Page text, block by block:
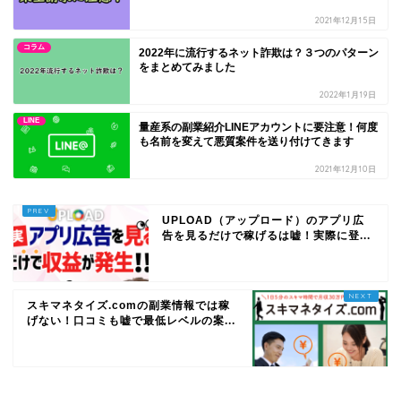
2021年12月15日
コラム
2022年に流行するネット詐欺は？３つのパターン
をまとめてみました
2022年1月19日
LINE
量産系の副業紹介LINEアカウントに要注意！何度
も名前を変えて悪質案件を送り付けてきます
2021年12月10日
UPLOAD（アップロード）のアプリ広
告を見るだけで稼げるは嘘！実際に登...
スキマネタイズ.comの副業情報では稼
げない！口コミも嘘で最低レベルの案...